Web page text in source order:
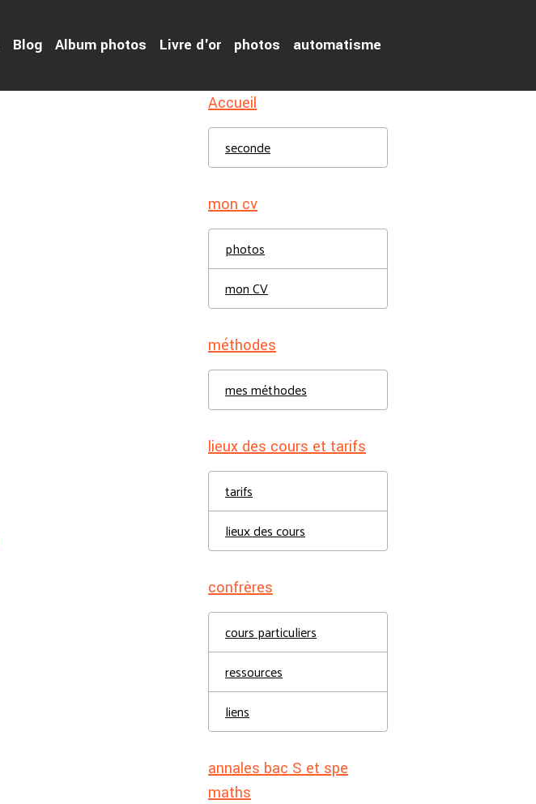
Blog Album photos Livre d'or photos automatisme
Accueil
seconde
mon cv
photos
mon CV
méthodes
mes méthodes
lieux des cours et tarifs
tarifs
lieux des cours
confrères
cours particuliers
ressources
liens
annales bac S et spe
maths